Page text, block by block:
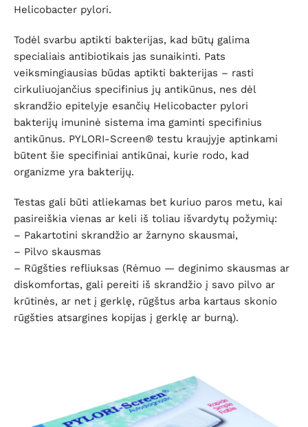
Helicobacter pylori.
Todėl svarbu aptikti bakterijas, kad būtų galima
specialiais antibiotikais jas sunaikinti. Pats
veiksmingiausias būdas aptikti bakterijas – rasti
cirkuliuojančius specifinius jų antikūnus, nes dėl
skrandžio epitelyje esančių Helicobacter pylori
bakterijų imuninė sistema ima gaminti specifinius
antikūnus. PYLORI-Screen® testu kraujyje aptinkami
būtent šie specifiniai antikūnai, kurie rodo, kad
organizme yra bakterijų.
Testas gali būti atliekamas bet kuriuo paros metu, kai
pasireiškia vienas ar keli iš toliau išvardytų požymių:
– Pakartotini skrandžio ar žarnyno skausmai,
– Pilvo skausmas
– Rūgšties refliuksas (Rėmuo — deginimo skausmas ar
diskomfortas, gali pereiti iš skrandžio į savo pilvo ar
krūtinės, ar net į gerklę, rūgštus arba kartaus skonio
rūgšties atsargines kopijas į gerklę ar burną).